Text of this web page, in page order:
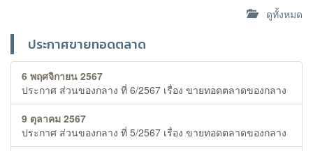
ดูทั้งหมด
ประกาศขายทอดตลาด
6 พฤศจิกายน 2567
ประกาศ ส่วนของกลาง ที่ 6/2567 เรื่อง ขายทอดตลาดของกลาง
9 ตุลาคม 2567
ประกาศ ส่วนของกลาง ที่ 5/2567 เรื่อง ขายทอดตลาดของกลาง